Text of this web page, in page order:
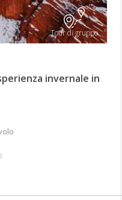
Tour di gruppo
invernale in